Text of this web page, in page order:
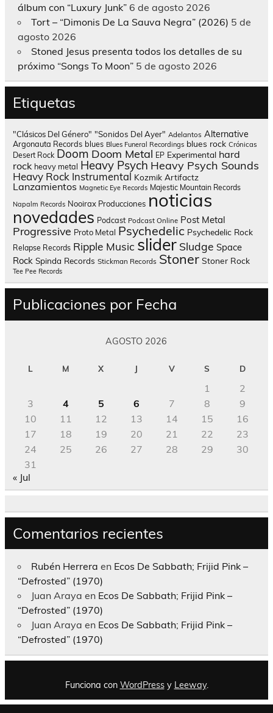
álbum con “Luxury Junk” 6 de agosto 2026
Tort – “Dimonis De La Sauva Negra” (2026) 5 de
agosto 2026
Stoned Jesus presenta todos los detalles de su
próximo “Songs To Moon” 5 de agosto 2026
Etiquetas
"Clásicos Del Género" "Sonidos Del Ayer" Adelantos Alternative
Argonauta Records blues Blues Funeral Recordings blues rock Crónicas
Desert Rock Doom Doom Metal EP Experimental hard
rock heavy metal Heavy Psych Heavy Psych Sounds
Heavy Rock Instrumental Kozmik Artifactz
Lanzamientos Magnetic Eye Records Majestic Mountain Records
Napalm Records Nooirax Producciones noticias
novedades Podcast Podcast Online Post Metal
Progressive Proto Metal Psychedelic Psychedelic Rock
Relapse Records Ripple Music slider Sludge Space
Rock Spinda Records Stickman Records Stoner Stoner Rock
Tee Pee Records
Publicaciones por Fecha
AGOSTO 2026
L M X J V S D
1
2
3
4 5 6 7 8
9
10
11 12 13 14 15
16
17
18 19 20 21 22
23
24
25 26 27 28 29
30
31
« Jul
Comentarios recientes
Rubén Herrera en Ecos De Sabbath; Frijid Pink –
“Defrosted” (1970)
Juan Araya en Ecos De Sabbath; Frijid Pink –
“Defrosted” (1970)
Juan Araya en Ecos De Sabbath; Frijid Pink –
“Defrosted” (1970)
Funciona con WordPressy Leeway.